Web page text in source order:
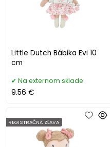
Little Dutch Bábika Evi 10
cm
Na externom sklade
9.56 €
REGISTRAČNÁ ZĽAVA